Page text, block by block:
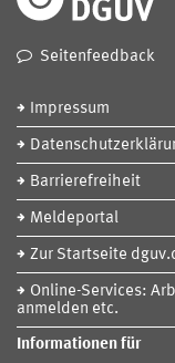
Seitenfeedback
Impressum
Barrierefreiheit
Meldeportal
Zur Startseite
Online-Services:
anmelden etc.
Informationen für